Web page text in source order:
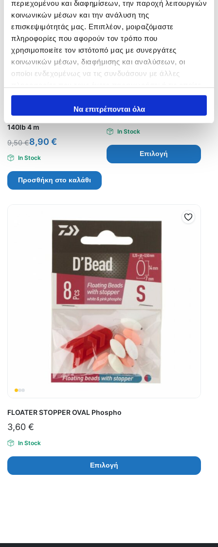
περιεχομένου και διαφημίσεων, την παροχή λειτουργιών
κοινωνικών μέσων και την ανάλυση της
επισκεψιμότητάς μας. Επιπλέον, μοιραζόμαστε
πληροφορίες που αφορούν τον τρόπο που
χρησιμοποιείτε τον ιστότοπό μας με συνεργάτες
κοινωνικών μέσων, διαφήμισης και αναλύσεων, οι
οποίοι ενδεχομένως να τις συνδυάσουν με άλλες
έχουν συλλέξει σε σχέση με την από μέρους σας χρήση
των υπηρεσιών τους.Να επιτρέπονται όλα
FLUORO CORE/ Νήμα
κατασκευής Assist Hook
140lb 4 m
9,50€8,90 €
In Stock
Προσθήκη στο καλάθι
9,50€–11,60€
In Stock
Επιλογή
FLOATER STOPPER OVAL Phospho
3,60 €
In Stock
Επιλογή